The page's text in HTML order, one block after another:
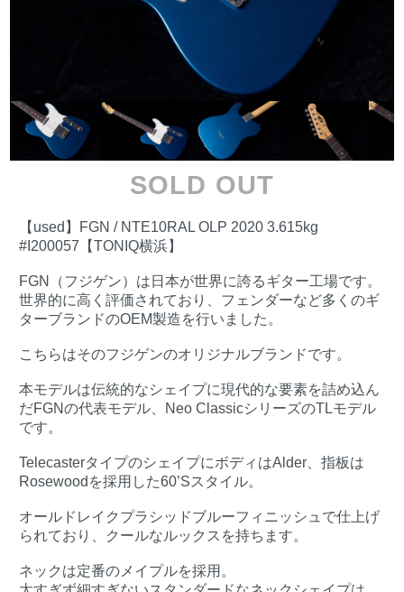
SOLD OUT
【used】FGN / NTE10RAL OLP 2020 3.615kg
#I200057【TONIQ横浜】
FGN（フジゲン）は日本が世界に誇るギター工場です。
世界的に高く評価されており、フェンダーなど多くのギ
ターブランドのOEM製造を行いました。
こちらはそのフジゲンのオリジナルブランドです。
本モデルは伝統的なシェイプに現代的な要素を詰め込ん
だFGNの代表モデル、Neo ClassicシリーズのTLモデル
です。
TelecasterタイプのシェイプにボディはAlder、指板は
Rosewoodを採用した60’Sスタイル。
オールドレイクプラシッドブルーフィニッシュで仕上げ
られており、クールなルックスを持ちます。
ネックは定番のメイプルを採用。